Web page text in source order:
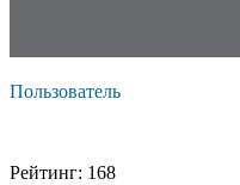
Пользователь
Рейтинг: 168